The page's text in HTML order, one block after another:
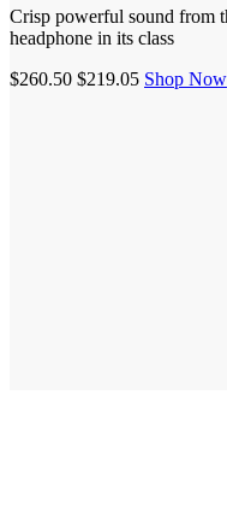
Crisp powerful sound from
headphone in its class
$260.50 $219.05 Shop Now